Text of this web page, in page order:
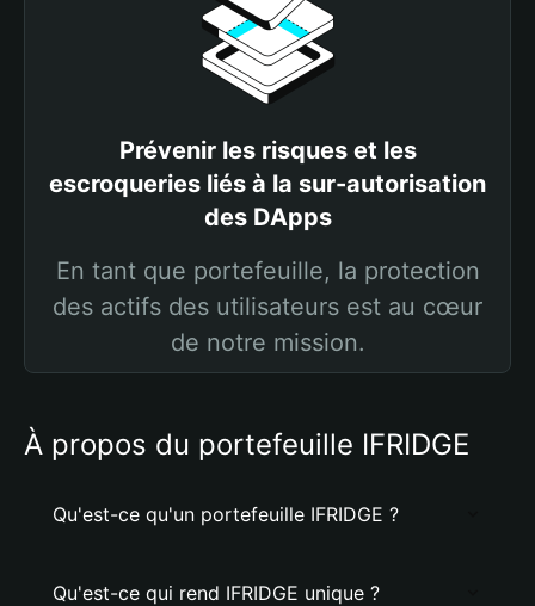
Prévenir les risques et les
escroqueries liés à la sur-autorisation
des DApps
En tant que portefeuille, la protection
des actifs des utilisateurs est au cœur
de notre mission.
À propos du portefeuille IFRIDGE
Qu'est-ce qu'un portefeuille IFRIDGE ?
Qu'est-ce qui rend IFRIDGE unique ?